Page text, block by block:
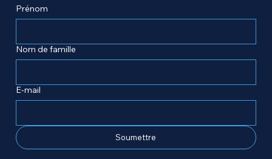
Prénom
Nom de famille
E-mail
Soumettre